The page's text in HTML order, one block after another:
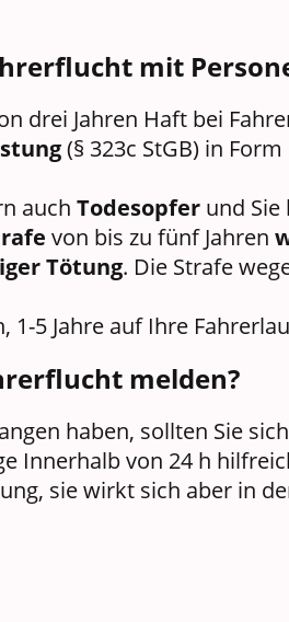
mit
drei Jahren Haft bei
(§ 323c StGB) in
auch Todesopfer und
von bis zu fünf Jahren
Tötung. Die Strafe
5 Jahre auf Ihre
melden?
haben, sollten Sie
Innerhalb von 24 h
sie wirkt sich aber in